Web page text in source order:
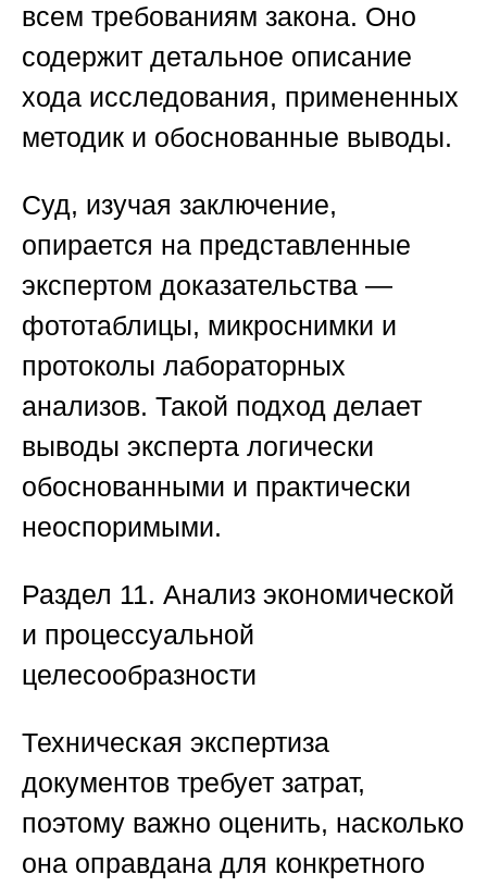
всем требованиям закона. Оно
содержит детальное описание
хода исследования, примененных
методик и обоснованные выводы.
Суд, изучая заключение,
опирается на представленные
экспертом доказательства —
фототаблицы, микроснимки и
протоколы лабораторных
анализов. Такой подход делает
выводы эксперта логически
обоснованными и практически
неоспоримыми.
Раздел 11. Анализ экономической
и процессуальной
целесообразности
Техническая экспертиза
документов требует затрат,
поэтому важно оценить, насколько
она оправдана для конкретного